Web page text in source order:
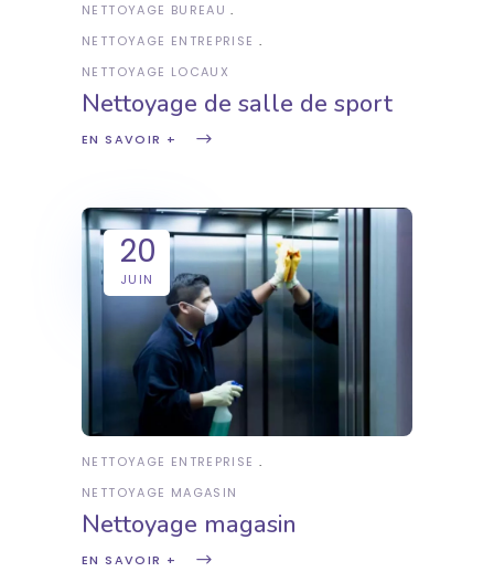
NETTOYAGE BUREAU
NETTOYAGE ENTREPRISE
NETTOYAGE LOCAUX
Nettoyage de salle de sport
EN SAVOIR +
20
JUIN
NETTOYAGE ENTREPRISE
NETTOYAGE MAGASIN
Nettoyage magasin
EN SAVOIR +